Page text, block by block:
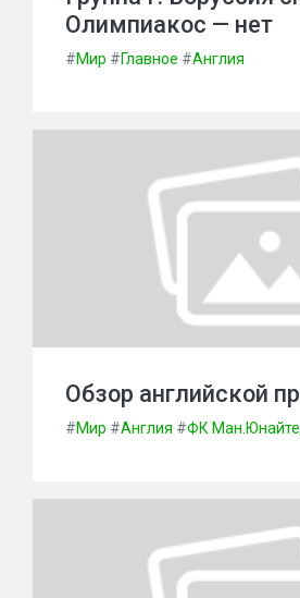
Олимпиакос — нет
#Мир #Главное #Англия
Обзор английской
#Мир #Англия #ФК